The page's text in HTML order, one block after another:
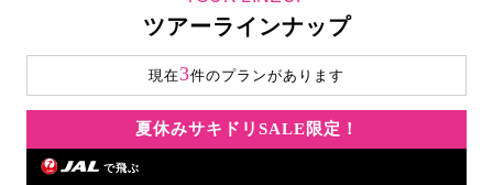
ツアーラインナップ
現在3件のプランがあります
夏休みサキドリSALE限定！
で飛ぶ